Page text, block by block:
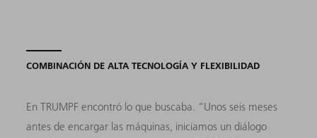
COMBINACIÓN DE ALTA TECNOLOGÍA Y FLEXIBILIDAD
En TRUMPF encontró lo que buscaba. “Unos seis meses
antes de encargar las máquinas, iniciamos un diálogo